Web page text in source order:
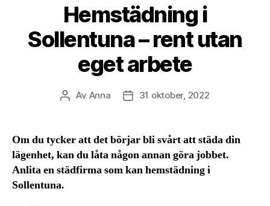
Hemstädning i
Sollentuna – rent utan
eget arbete
Inläggsförfattare
Av Anna Inläggsdatum
31 oktober, 2022
Om du tycker att det börjar bli svårt att städa din
lägenhet, kan du låta någon annan göra jobbet.
Anlita en städfirma som kan hemstädning i
Sollentuna.